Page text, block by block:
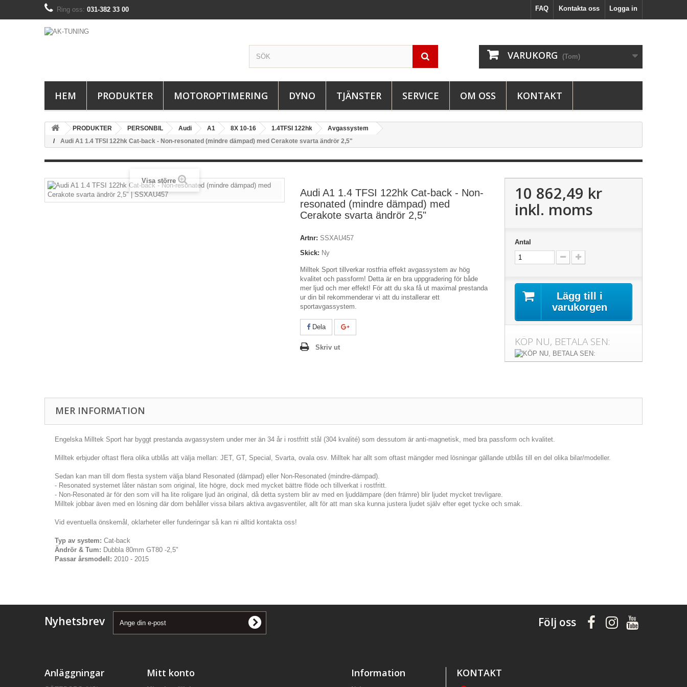
Logga in
Kontakta oss
FAQ
Ring oss: 031-382 33 00
VARUKORG (Tom)
HEM PRODUKTER MOTOROPTIMERING DYNO TJÄNSTER SERVICE OM OSS KONTAKT
PRODUKTER PERSONBIL Audi A1 8X 10-16 1.4TFSI 122hk
Avgassystem
Audi A1 1.4 TFSI 122hk Cat-back - Non-resonated (mindre dämpad) med Cerakote svarta ändrör 2,5"
Visa större
Audi A1 1.4 TFSI 122hk Cat-back - Non-
resonated (mindre dämpad) med
Cerakote svarta ändrör 2,5"
Artnr: SSXAU457
Skick: Ny
Milltek Sport tillverkar rostfria effekt avgassystem av hög
kvalitet och passform! Detta är en bra uppgradering för både
mer ljud och mer effekt! För att du ska få ut maximal prestanda
ur din bil rekommenderar vi att du installerar ett
sportavgassystem.
Dela
Skriv ut
10 862,49 kr
inkl. moms
Antal
Lägg till i
varukorgen
KÖP NU, BETALA SEN:
MER INFORMATION
Engelska Milltek Sport har byggt prestanda avgassystem under mer än 34 år i rostfritt stål (304 kvalité) som dessutom är anti-magnetisk, med bra passform och kvalitet.
Milltek erbjuder oftast flera olika utblås att välja mellan: JET, GT, Special, Svarta, ovala osv. Milltek har allt som oftast mängder med lösningar gällande utblås till en del olika bilar/modeller.
Sedan kan man till dom flesta system välja bland Resonated (dämpad) eller Non-Resonated (mindre-dämpad).
- Resonated systemet låter nästan som original, lite högre, dock med mycket bättre flöde och tillverkat i rostfritt.
- Non-Resonated är för den som vill ha lite roligare ljud än original, då detta system blir av med en ljuddämpare (den främre) blir ljudet mycket trevligare.
Milltek jobbar även med en lösning där dom behåller vissa bilars aktiva avgasventiler, allt för att man ska kunna justera ljudet själv efter eget tycke och smak.
Vid eventuella önskemål, oklarheter eller funderingar så kan ni alltid kontakta oss!
Typ av system: Cat-back
Ändrör & Tum: Dubbla 80mm GT80 -2,5"
Passar årsmodell: 2010 - 2015
Nyhetsbrev Följ oss
Anläggningar Mitt konto Information KONTAKT